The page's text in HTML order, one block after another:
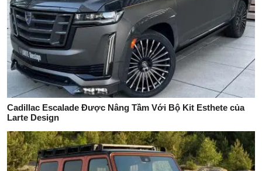
Cadillac Escalade Được Nâng Tầm Với Bộ Kit Esthete của
Larte Design